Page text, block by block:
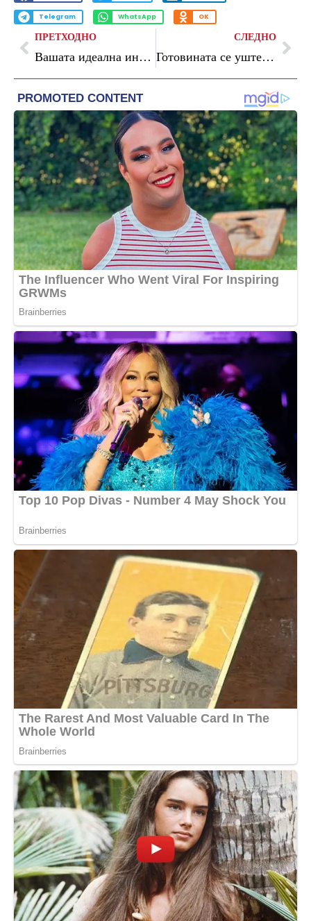
Telegram WhatsApp OK
ПРЕТХОДНО
Вашата идеална инвестиција: Остануваат уште пет дена за искористување на ексклузивната зимска понуда за станови во „Grand View“
СЛЕДНО
Готовината се уште доминантен метод за плаќање при онлајн нарачки